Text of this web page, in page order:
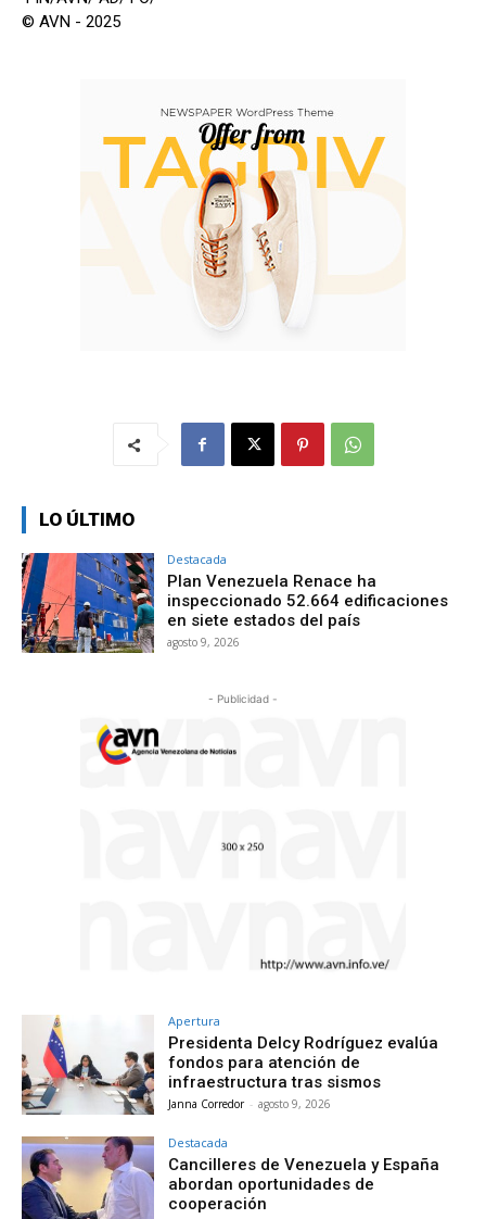
© AVN - 2025
LO ÚLTIMO
Destacada
Plan Venezuela Renace ha
inspeccionado 52.664 edificaciones
en siete estados del país
agosto 9, 2026
- Publicidad -
Apertura
Presidenta Delcy Rodríguez evalúa
fondos para atención de
infraestructura tras sismos
Janna Corredor - agosto 9, 2026
Destacada
Cancilleres de Venezuela y España
abordan oportunidades de
cooperación